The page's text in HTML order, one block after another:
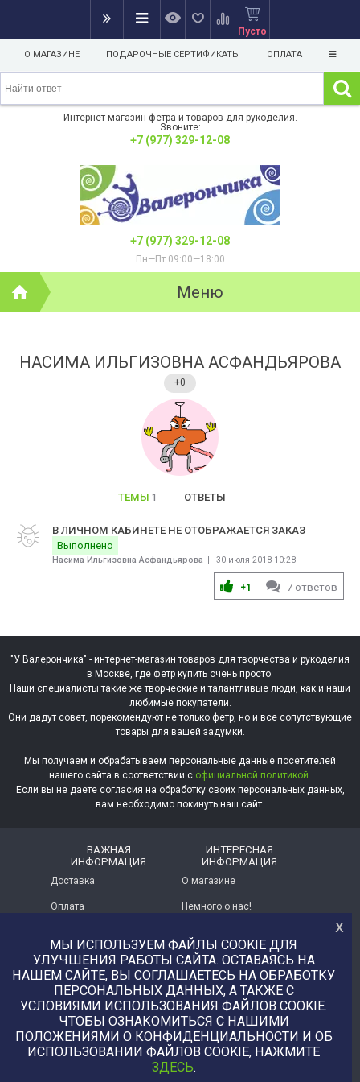
Пусто
О МАГАЗИНЕ ПОДАРОЧНЫЕ СЕРТИФИКАТЫ ОПЛАТА
Интернет-магазин фетра и товаров для рукоделия.
Звоните:
+7 (977) 329-12-08
+7 (977) 329-12-08
Пн—Пт 09:00—18:00
Меню
НАСИМА ИЛЬГИЗОВНА АСФАНДЬЯРОВА
+0
ТЕМЫ 1 ОТВЕТЫ
В ЛИЧНОМ КАБИНЕТЕ НЕ ОТОБРАЖАЕТСЯ ЗАКАЗ
Выполнено
Насима Ильгизовна Асфандьярова 30 июля 2018 10:28
+1 7 ответов
"У Валерончика" - интернет-магазин товаров для творчества и рукоделия
в Москве, где фетр купить очень просто.
Наши специалисты такие же творческие и талантливые люди, как и наши
любимые покупатели.
Они дадут совет, порекомендуют не только фетр, но и все сопутствующие
товары для вашей задумки.
Мы получаем и обрабатываем персональные данные посетителей
нашего сайта в соответствии с официальной политикой.
Если вы не даете согласия на обработку своих персональных данных,
вам необходимо покинуть наш сайт.
ВАЖНАЯ
ИНФОРМАЦИЯ
Доставка
Оплата
Политика
конфиденциальности
ИНТЕРЕСНАЯ
ИНФОРМАЦИЯ
О магазине
Немного о нас!
Услуга печати на фетре
и вопросы АП
+7 (977) 329-12-08
info@uvaleronchika.ru
2013 © У Валерончика, 2026
Купить фотографии, иллюстрации, любой цифровой товар напрямую от
х
МЫ ИСПОЛЬЗУЕМ ФАЙЛЫ COOKIE ДЛЯ
УЛУЧШЕНИЯ РАБОТЫ САЙТА. ОСТАВАЯСЬ НА
НАШЕМ САЙТЕ, ВЫ СОГЛАШАЕТЕСЬ НА ОБРАБОТКУ
ПЕРСОНАЛЬНЫХ ДАННЫХ, А ТАКЖЕ С
УСЛОВИЯМИ ИСПОЛЬЗОВАНИЯ ФАЙЛОВ COOKIE.
ЧТОБЫ ОЗНАКОМИТЬСЯ С НАШИМИ
ПОЛОЖЕНИЯМИ О КОНФИДЕНЦИАЛЬНОСТИ И ОБ
ИСПОЛЬЗОВАНИИ ФАЙЛОВ COOKIE, НАЖМИТЕ
ЗДЕСЬ.